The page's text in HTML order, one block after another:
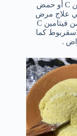
الاسقربوط هو مرض بسبب نقص نسبة فيتامين C أو حمض
في علاج مرض
الاسقربوط حيث أنها تحتوي علي كمية كبيرة من فيتامين C
كما
.